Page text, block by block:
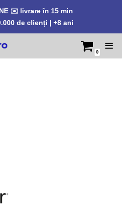
✉️ livrare în 15 min
de clienți | +8 ani
0